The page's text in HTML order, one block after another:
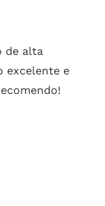
de alta
excelente e